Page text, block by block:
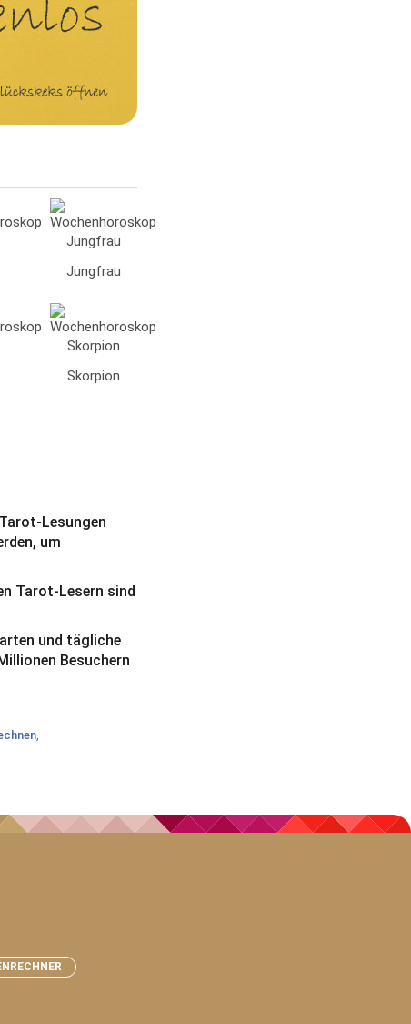
Jungfrau
Skorpion
Lesungen
um
Tarot-Lesern sind
und tägliche
Besuchern
,